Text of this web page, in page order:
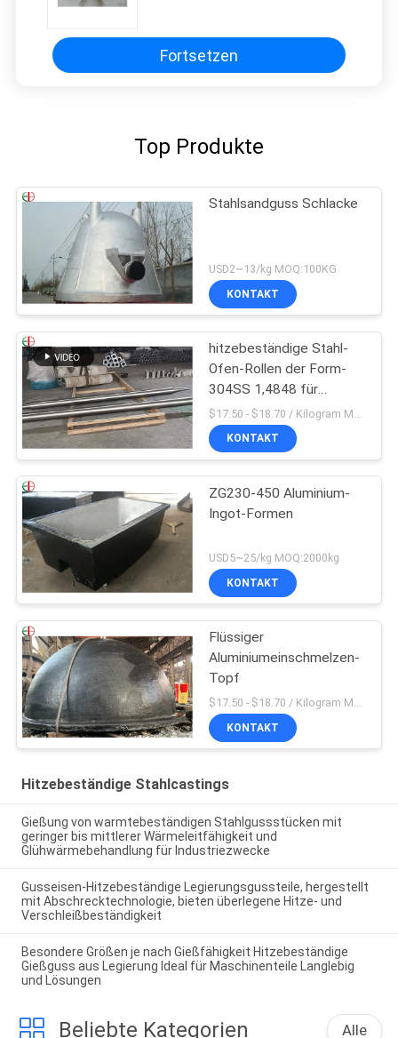
Fortsetzen
Top Produkte
Stahlsandguss Schlacke
USD2~13/kg MOQ:100KG
KONTAKT
hitzebeständige Stahl-
Ofen-Rollen der Form-
304SS 1,4848 für
Glühöfen
KONTAKT
ZG230-450 Aluminium-
Ingot-Formen
USD5~25/kg MOQ:2000kg
KONTAKT
Flüssiger
Aluminiumeinschmelzen-
Topf
$17.50 - $18.70 / Kilogram MOQ:100 Kilogramm/Kilogramm
KONTAKT
Hitzebeständige Stahlcastings
Gießung von warmtebeständigen Stahlgussstücken mit
geringer bis mittlerer Wärmeleitfähigkeit und
Glühwärmebehandlung für Industriezwecke
Gusseisen-Hitzebeständige Legierungsgussteile, hergestellt
mit Abschrecktechnologie, bieten überlegene Hitze- und
Verschleißbeständigkeit
Besondere Größen je nach Gießfähigkeit Hitzebeständige
Gießguss aus Legierung Ideal für Maschinenteile Langlebig
und Lösungen
Beliebte Kategorien Alle